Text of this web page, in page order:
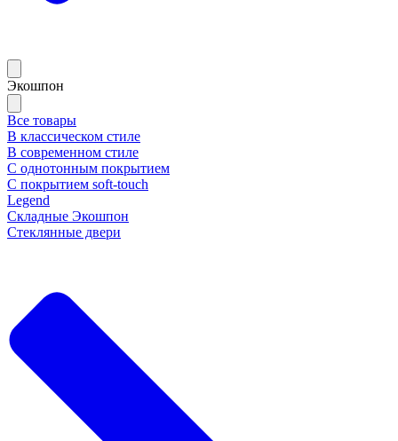
Экошпон
Все товары
В классическом стиле
В современном стиле
С однотонным покрытием
С покрытием soft-touch
Legend
Складные Экошпон
Стеклянные двери